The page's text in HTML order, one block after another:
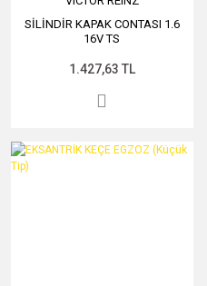
SİLİNDİR KAPAK CONTASI 1.6
16V TS
1.427,63 TL